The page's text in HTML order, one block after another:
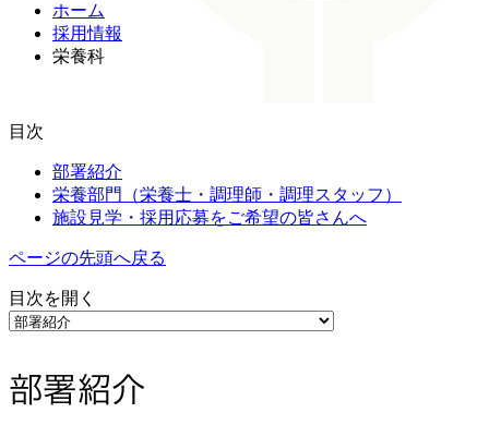
ホーム
採用情報
栄養科
目次
部署紹介
栄養部門（栄養士・調理師・調理スタッフ）
施設見学・採用応募をご希望の皆さんへ
ページの先頭へ戻る
目次を開く
部署紹介